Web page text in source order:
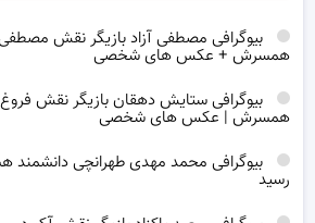
بیوگرافی مصطفی آزاد بازیگر نقش
همسرش + عکس های شخصی
بیوگرافی ستایش دهقان بازیگر نقش
همسرش | عکس های شخصی
بیوگرافی محمد مهدی طهرانچی دانشمند
رسید